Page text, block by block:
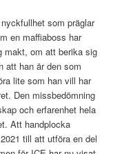
som präglar
en maffiaboss har
makt, om att berika sig
att han är den som
lite som han vill har
Den missbedömning
och erfarenhet hela
Att handplocka
till att utföra en del